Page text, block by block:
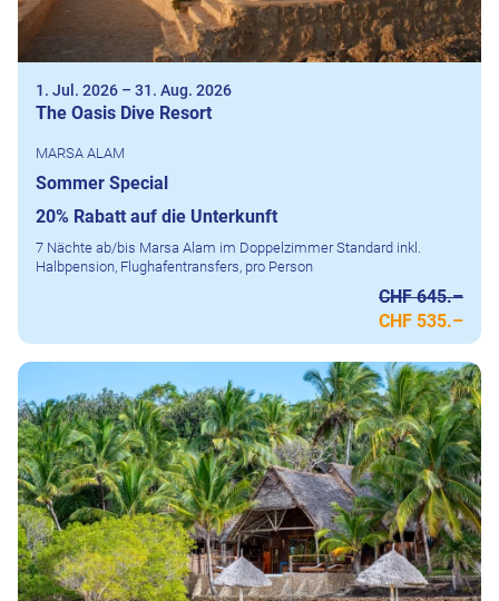
1. Jul. 2026 – 31. Aug. 2026
The Oasis Dive Resort
MARSA ALAM
Sommer Special
20% Rabatt auf die Unterkunft
7 Nächte ab/bis Marsa Alam im Doppelzimmer Standard inkl.
Halbpension, Flughafentransfers, pro Person
CHF 645.–
CHF 535.–